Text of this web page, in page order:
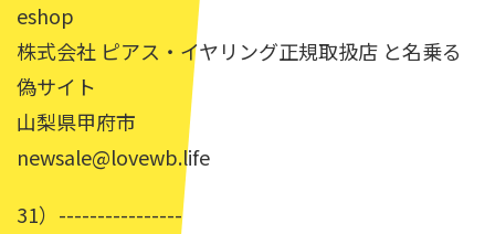
eshop
株式会社 ピアス・イヤリング正規取扱店 と名乗る
偽サイト
山梨県甲府市
newsale@lovewb.life
31）----------------